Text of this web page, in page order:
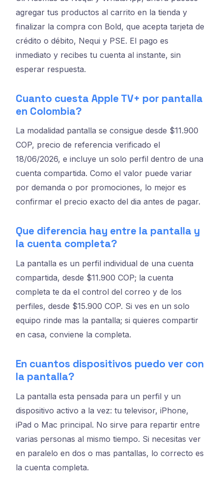
agregar tus productos al carrito en la tienda y
finalizar la compra con Bold, que acepta tarjeta de
crédito o débito, Nequi y PSE. El pago es
inmediato y recibes tu cuenta al instante, sin
esperar respuesta.
Cuanto cuesta Apple TV+ por pantalla
en Colombia?
La modalidad pantalla se consigue desde $11.900
COP, precio de referencia verificado el
18/06/2026, e incluye un solo perfil dentro de una
cuenta compartida. Como el valor puede variar
por demanda o por promociones, lo mejor es
confirmar el precio exacto del dia antes de pagar.
Que diferencia hay entre la pantalla y
la cuenta completa?
La pantalla es un perfil individual de una cuenta
compartida, desde $11.900 COP; la cuenta
completa te da el control del correo y de los
perfiles, desde $15.900 COP. Si ves en un solo
equipo rinde mas la pantalla; si quieres compartir
en casa, conviene la completa.
En cuantos dispositivos puedo ver con
la pantalla?
La pantalla esta pensada para un perfil y un
dispositivo activo a la vez: tu televisor, iPhone,
iPad o Mac principal. No sirve para repartir entre
varias personas al mismo tiempo. Si necesitas ver
en paralelo en dos o mas pantallas, lo correcto es
la cuenta completa.